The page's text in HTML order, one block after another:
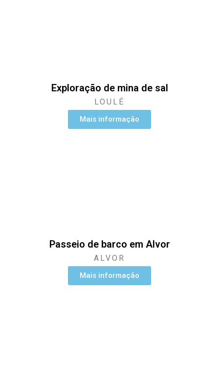
Exploração de mina de sal
LOULÉ
Mais informação
Passeio de barco em Alvor
ALVOR
Mais informação